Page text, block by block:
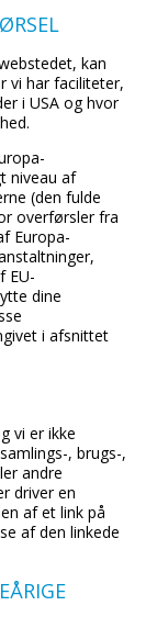
kan
vi har faciliteter,
i USA og hvor
niveau af
(den fulde
overførsler fra
Europa-
EU-
dine
i afsnittet
vi er ikke
, brugs-,
andre
driver en
af ​​et link på
af den linkede